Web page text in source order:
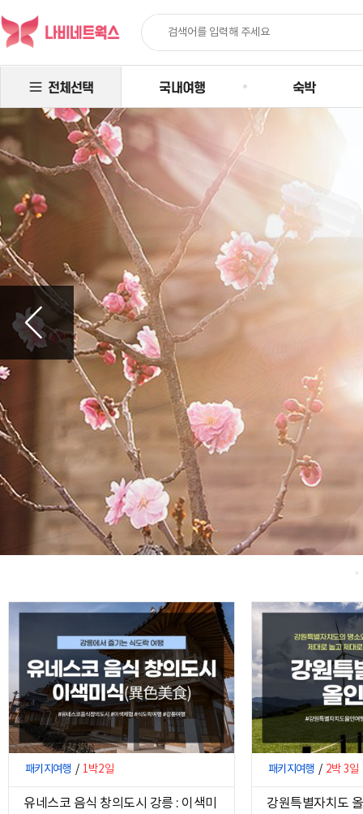
전체선택 국내여행 숙박
패키지여행 / 1박2일
유네스코 음식 창의도시 강릉 : 이색미
패키지여행 / 2박 3일
강원특별자치도